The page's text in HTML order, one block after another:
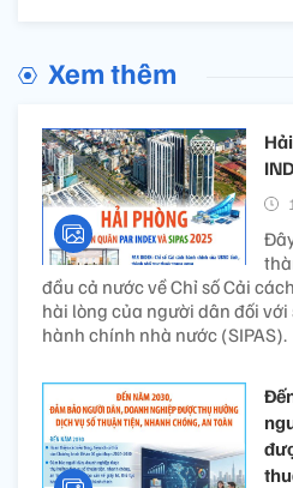
Xem thêm
đầu cả nước về Chỉ số Cải
hài lòng của người dân đối
hành chính nhà nước (SIPAS).